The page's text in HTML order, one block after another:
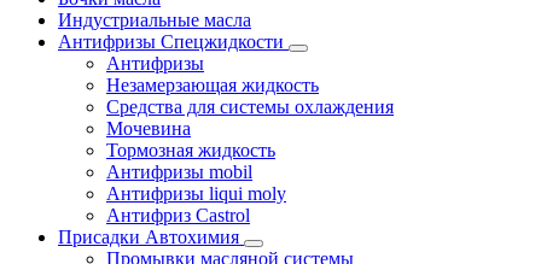
Индустриальные масла
Антифризы Спецжидкости
Антифризы
Незамерзающая жидкость
Средства для системы охлаждения
Мочевина
Тормозная жидкость
Антифризы mobil
Антифризы liqui moly
Антифриз Castrol
Присадки Автохимия
Промывки масляной системы